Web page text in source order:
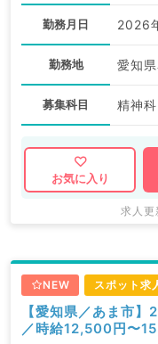
勤務月日 2026
勤務地 愛知
募集科目 精神科
お気に入り
求人
NEW スポット求
【愛知県／あま市
／時給12,500円〜